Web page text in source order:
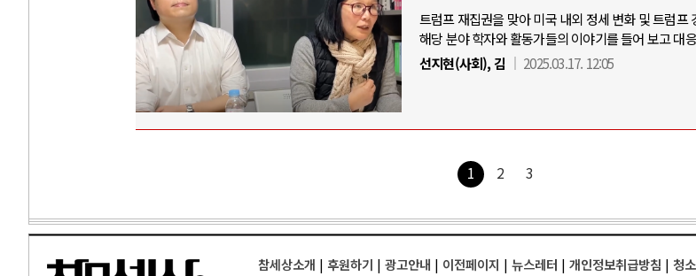
트럼프 재집권을 맞아 미국 내외 정세 변화 및 트럼프
해당 분야 학자와 활동가들의 이야기를 들어 보고 대
선지현(사회), 김
2025.03.17. 12:05
1 2 3
참세상소개 | 후원하기 | 광고안내 | 이전페이지 | 뉴스레터 | 개인정보취급방침 | 청